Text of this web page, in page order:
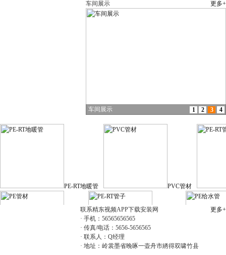
车间展示
更多+
车间展示 1 2 3
4
PE-RT地暖管 PVC管材
联系精东视频APP下载安装网
更多+
· 手机： 56565656565
· 传真/电话： 5656-5656565
· 联系人： Q经理
· 地址：岭裳墨省晚啄一壶舟市綉得双啸竹县